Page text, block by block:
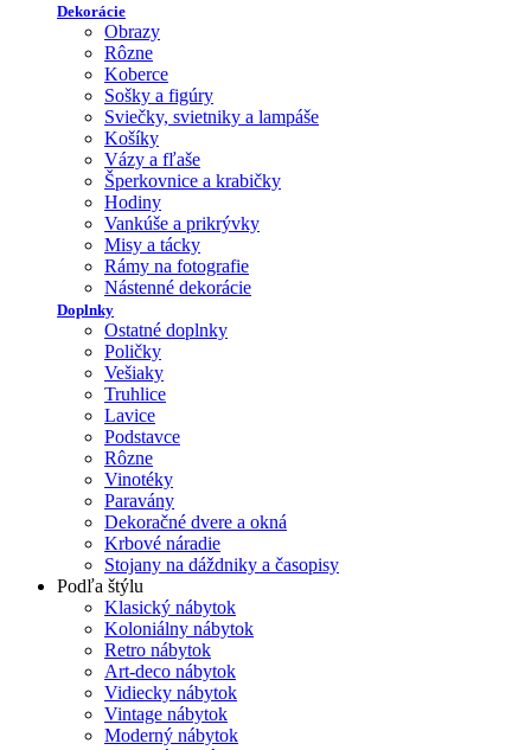
Dekorácie
Obrazy
Rôzne
Koberce
Sošky a figúry
Sviečky, svietniky a lampáše
Košíky
Vázy a fľaše
Šperkovnice a krabičky
Hodiny
Vankúše a prikrývky
Misy a tácky
Rámy na fotografie
Nástenné dekorácie
Doplnky
Ostatné doplnky
Poličky
Vešiaky
Truhlice
Lavice
Podstavce
Rôzne
Vinotéky
Paravány
Dekoračné dvere a okná
Krbové náradie
Stojany na dáždniky a časopisy
Podľa štýlu
Klasický nábytok
Koloniálny nábytok
Retro nábytok
Art-deco nábytok
Vidiecky nábytok
Vintage nábytok
Moderný nábytok